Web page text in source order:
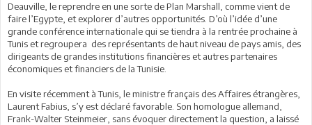
Deauville, le reprendre en une sorte de Plan Marshall, comme vient de
faire l’Egypte, et explorer d’autres opportunités. D’où l’idée d’une
grande conférence internationale qui se tiendra à la rentrée prochaine à
Tunis et regroupera des représentants de haut niveau de pays amis, des
dirigeants de grandes institutions financières et autres partenaires
économiques et financiers de la Tunisie.
En visite récemment à Tunis, le ministre français des Affaires étrangères,
Laurent Fabius, s’y est déclaré favorable. Son homologue allemand,
Frank-Walter Steinmeier, sans évoquer directement la question, a laissé